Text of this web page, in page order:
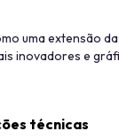
uma extensão
inovadores e
técnicas